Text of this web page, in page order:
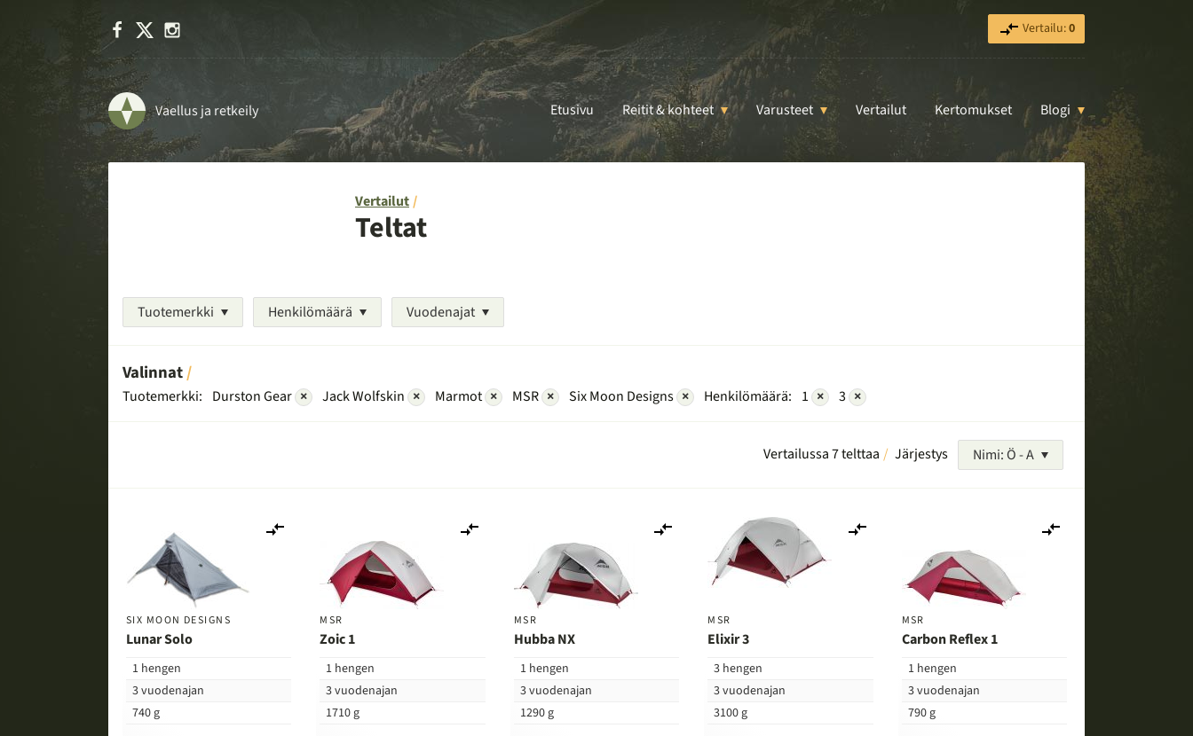
Facebook Vertailu:0
Vaellus ja retkeily Etusivu Reitit & kohteet Varusteet Vertailut Kertomukset Blogi
Vertailut
Teltat
Tuotemerkki Henkilömäärä Vuodenajat
Valinnat
Tuotemerkki: Durston Gear × Jack Wolfskin × Marmot × MSR × Six Moon Designs × Henkilömäärä: 1 × 3 ×
Vertailussa 7 telttaa Järjestys Nimi: Ö - A
SIX MOON DESIGNS
Lunar Solo
1 hengen
3 vuodenajan
740 g
MSR
Zoic 1
1 hengen
3 vuodenajan
1710 g
MSR
Hubba NX
1 hengen
3 vuodenajan
1290 g
vertailuun
MSR
Elixir 3
3 hengen
3 vuodenajan
3100 g
MSR
Carbon Reflex 1
1 hengen
3 vuodenajan
790 g